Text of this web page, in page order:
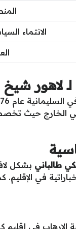
الانتماء
لـ لاهور
عام 1976، ونشأ في بيئة سياسية مؤثرة بحكم انتمائه إلى عائلة
الخارج حيث
طالباني بشكل
في
الإرهاب في إقليم